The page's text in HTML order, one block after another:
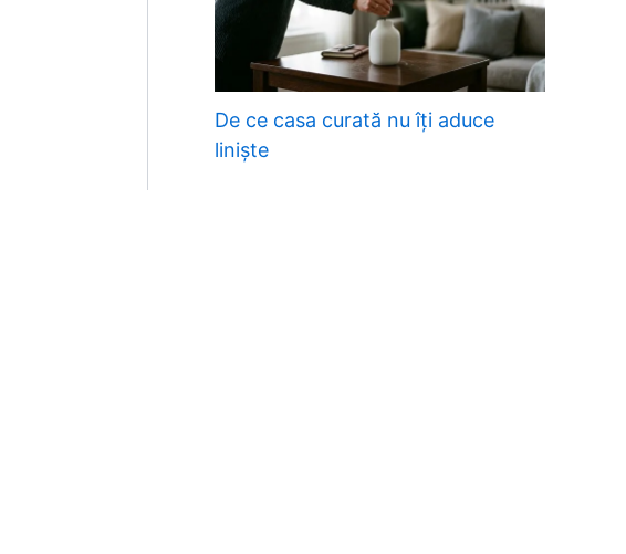
De ce casa curată nu îți aduce
liniște